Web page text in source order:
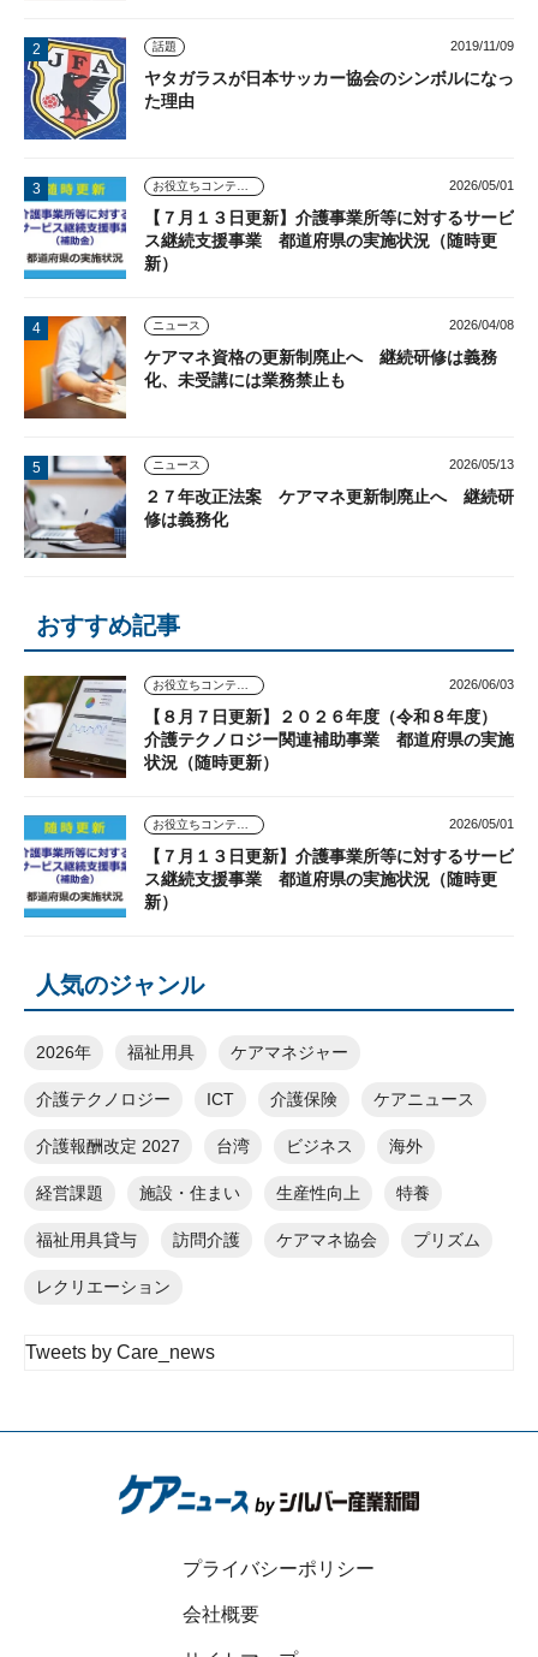
話題 2019/11/09
ヤタガラスが日本サッカー協会のシンボルになっ
た理由
お役立ちコンテンツ 2026/05/01
【７月１３日更新】介護事業所等に対するサービ
ス継続支援事業 都道府県の実施状況（随時更
新）
ニュース 2026/04/08
ケアマネ資格の更新制廃止へ 継続研修は義務
化、未受講には業務禁止も
ニュース 2026/05/13
２７年改正法案 ケアマネ更新制廃止へ 継続研
修は義務化
おすすめ記事
お役立ちコンテンツ 2026/06/03
【８月７日更新】２０２６年度（令和８年度）
介護テクノロジー関連補助事業 都道府県の実施
状況（随時更新）
お役立ちコンテンツ 2026/05/01
【７月１３日更新】介護事業所等に対するサービ
ス継続支援事業 都道府県の実施状況（随時更
新）
人気のジャンル
2026年 福祉用具 ケアマネジャー
介護テクノロジー ICT 介護保険 ケアニュース
介護報酬改定 2027 台湾 ビジネス 海外
経営課題 施設・住まい 生産性向上 特養
福祉用具貸与 訪問介護 ケアマネ協会 プリズム
レクリエーション
Tweets by Care_news
プライバシーポリシー
会社概要